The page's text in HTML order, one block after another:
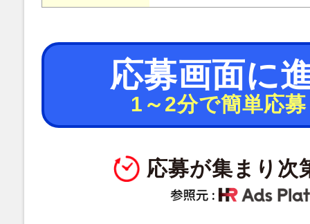
応募画面に
1～2分で簡単応
応募が集まり次